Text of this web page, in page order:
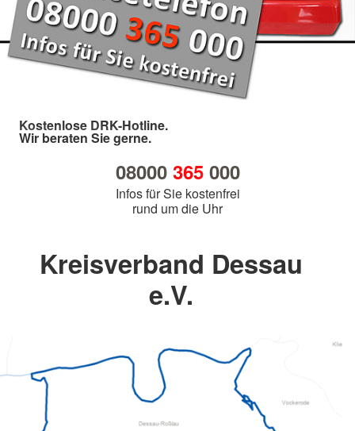
Kostenlose DRK-Hotline.
Wir beraten Sie gerne.
08000 365000
Infos für Sie kostenfrei
rund um die Uhr
Kreisverband Dessau
e.V.